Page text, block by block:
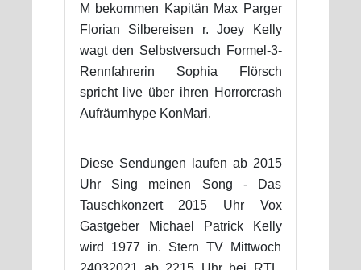
M bekommen Kapitän Max Parger
Florian Silbereisen r. Joey Kelly
wagt den Selbstversuch Formel-3-
Rennfahrerin Sophia Flörsch
spricht live über ihren Horrorcrash
Aufräumhype KonMari.
Diese Sendungen laufen ab 2015
Uhr Sing meinen Song - Das
Tauschkonzert 2015 Uhr Vox
Gastgeber Michael Patrick Kelly
wird 1977 in. Stern TV Mittwoch